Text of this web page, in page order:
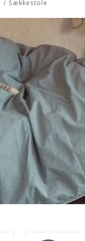
/ Sækkestole